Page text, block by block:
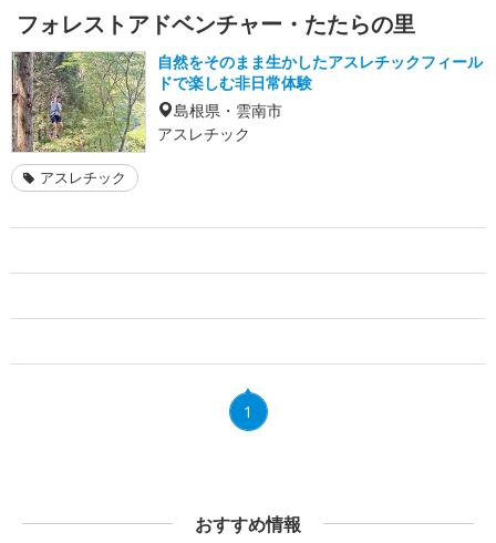
フォレストアドベンチャー・たたらの里
自然をそのまま生かしたアスレチックフィール
ドで楽しむ非日常体験
島根県・雲南市
アスレチック
アスレチック
1
おすすめ情報